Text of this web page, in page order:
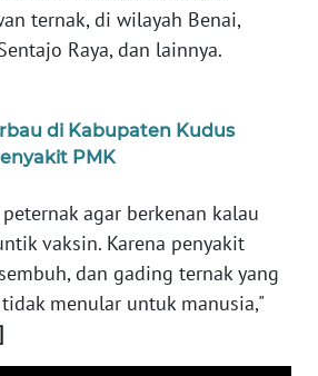
ternak, di wilayah Benai,
Raya, dan lainnya.
di Kabupaten Kudus
PMK
agar berkenan kalau
vaksin. Karena penyakit
dan gading ternak yang
menular untuk manusia,"